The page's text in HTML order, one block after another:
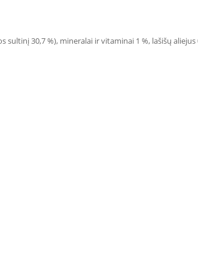
30,7 %), mineralai ir vitaminai 1 %, lašišų aliejus